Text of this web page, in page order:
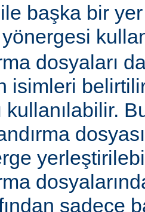
başka bir
yönergesi
dosyaları
isimleri
kullanılabilir.
sadece